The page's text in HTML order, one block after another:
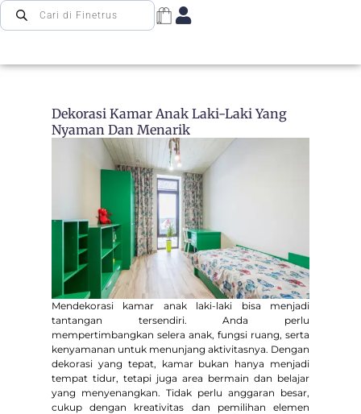
Dekorasi Kamar Anak Laki-Laki Yang
Nyaman Dan Menarik
Mendekorasi kamar anak laki-laki bisa menjadi
tantangan tersendiri. Anda perlu
mempertimbangkan selera anak, fungsi ruang, serta
kenyamanan untuk menunjang aktivitasnya. Dengan
dekorasi yang tepat, kamar bukan hanya menjadi
tempat tidur, tetapi juga area bermain dan belajar
yang menyenangkan. Tidak perlu anggaran besar,
cukup dengan kreativitas dan pemilihan elemen